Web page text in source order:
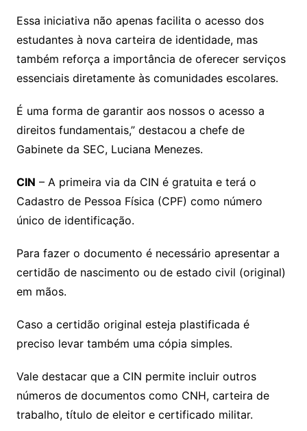
Essa iniciativa não apenas facilita o acesso dos
estudantes à nova carteira de identidade, mas
também reforça a importância de oferecer serviços
essenciais diretamente às comunidades escolares.
É uma forma de garantir aos nossos o acesso a
direitos fundamentais,” destacou a chefe de
Gabinete da SEC, Luciana Menezes.
CIN – A primeira via da CIN é gratuita e terá o
Cadastro de Pessoa Física (CPF) como número
único de identificação.
Para fazer o documento é necessário apresentar a
certidão de nascimento ou de estado civil (original)
em mãos.
Caso a certidão original esteja plastificada é
preciso levar também uma cópia simples.
Vale destacar que a CIN permite incluir outros
números de documentos como CNH, carteira de
trabalho, título de eleitor e certificado militar.